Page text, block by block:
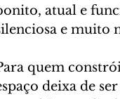
atual e
e muito
quem
deixa de